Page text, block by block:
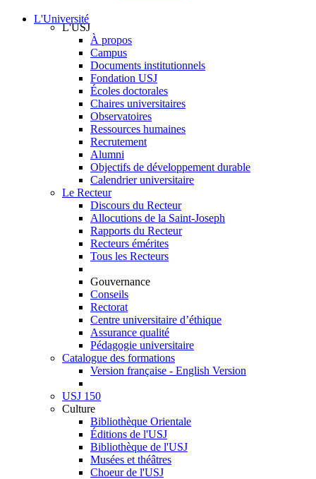
L'Université
L'USJ
À propos
Campus
Documents institutionnels
Fondation USJ
Écoles doctorales
Chaires universitaires
Observatoires
Ressources humaines
Recrutement
Alumni
Objectifs de développement durable
Calendrier universitaire
Le Recteur
Discours du Recteur
Allocutions de la Saint-Joseph
Rapports du Recteur
Recteurs émérites
Tous les Recteurs
Gouvernance
Conseils
Rectorat
Centre universitaire d’éthique
Assurance qualité
Pédagogie universitaire
Catalogue des formations
Version française - English Version
USJ 150
Culture
Bibliothèque Orientale
Éditions de l'USJ
Bibliothèque de l'USJ
Musées et théâtres
Choeur de l'USJ